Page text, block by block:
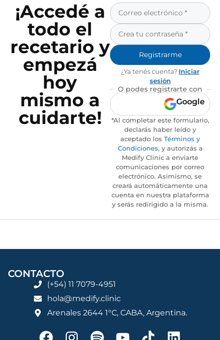
¡Accedé a
todo el
recetario y
empezá
hoy
mismo a
cuidarte!
Registrarme
¿Ya tenés cuenta? Iniciar
sesión
O podes registrarte con
Google
*Al completar este formulario,
declarás haber leído y
aceptado los Términos y
Condiciones, y autorizás a
Medify Clinic a enviarte
comunicaciones por correo
electrónico. Asimismo, se
creará automáticamente una
cuenta en nuestra plataforma
y serás redirigido a la misma.
CONTACTO
(+54) 11 7079-4951
hola@medify.clinic
Arenales 2644 1°C, CABA, Argentina.